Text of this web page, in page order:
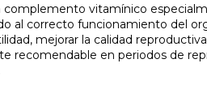
complemento vitamínico
al correcto funcionamiento del
mejorar la calidad
recomendable en periodos de